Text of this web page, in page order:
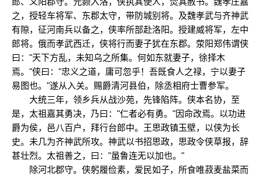
之，授轻车将军、东郡太守，带防城别将。及魏孝武与齐神武
有隙，征河南兵以备之，侠率所部赴洛阳。授建威将军，左中
郎将。俄而孝武西迁，侠将行而妻子犹在东郡。荥阳郑伟谓侠
曰："天下方乱，未知乌之所集。何如东就妻子，徐择木
焉。"侠曰："忠义之道，庸可忽乎！吾既食人之禄，宁以妻子
易图也。"遂从入关。赐爵清河县伯，除丞相府士曹参军。
大统三年，领乡兵从战沙苑，先锋陷阵。侠本名协，至
是，太祖嘉其勇决，乃曰："仁者必有勇。"因命改焉。以功进
爵为侯，邑八百户，拜行台郎中。王思政镇玉壁，以侠为长
史。未几为齐神武所攻。神武以书招思政，思政令侠草报，辞
甚壮烈。太祖善之，曰："虽鲁连无以加也。"
除河北郡守。侠躬履俭素，爱民如子，所食唯菽麦盐菜而